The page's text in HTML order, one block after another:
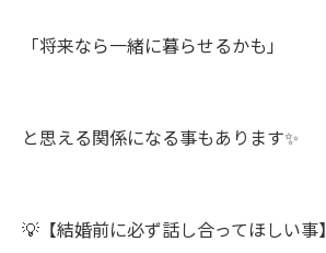
「将来なら一緒に暮らせるかも」
と思える関係になる事もあります✨
💡【結婚前に必ず話し合ってほしい事】